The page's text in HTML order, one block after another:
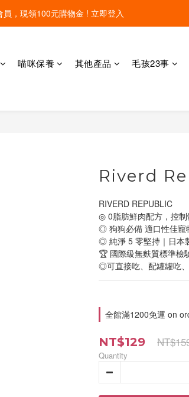
線上寵物展開跑 限時優惠中
線上寵物展開跑 限時優惠中
線上寵物展開跑 限時優惠中
喵咪保養 其他產品
毛孩23事
Riverd
RIVERD REPUBLIC
◎ 0脂肪鮮肉配方，控
◎ 狗狗必備 適口性佳寵
◎ 純淨 5 零堅持｜日本
🏆 國際級無麩質標準檢
◎可直接吃、配罐罐吃
全館滿1200免運 on
NT$129
Quantity